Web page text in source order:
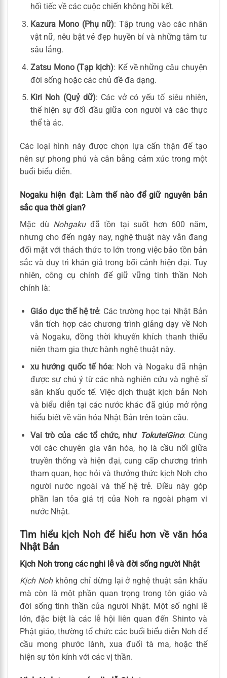
hối tiếc về các cuộc chiến không hồi kết.
Kazura Mono (Phụ nữ): Tập trung vào các nhân
vật nữ, nêu bật vẻ đẹp huyền bí và những tâm tư
sâu lắng.
Zatsu Mono (Tạp kịch): Kể về những câu chuyện
đời sống hoặc các chủ đề đa dạng.
Kiri Noh (Quỷ dữ): Các vở có yếu tố siêu nhiên,
thể hiện sự đối đầu giữa con người và các thực
thể tà ác.
Các loại hình này được chọn lựa cẩn thận để tạo
nên sự phong phú và cân bằng cảm xúc trong một
buổi biểu diễn.
Nogaku hiện đại: Làm thế nào để giữ nguyên bản
sắc qua thời gian?
Mặc dù Nohgakuđã tồn tại suốt hơn 600 năm,
nhưng cho đến ngày nay, nghệ thuật này vẫn đang
đối mặt với thách thức to lớn trong việc bảo tồn bản
sắc và duy trì khán giả trong bối cảnh hiện đại. Tuy
nhiên, công cụ chính để giữ vững tinh thần Noh
chính là:
Giáo dục thế hệ trẻ: Các trường học tại Nhật Bản
vẫn tích hợp các chương trình giảng dạy về Noh
và Nogaku, đồng thời khuyến khích thanh thiếu
niên tham gia thực hành nghệ thuật này.
xu hướng quốc tế hóa: Noh và Nogaku đã nhận
được sự chú ý từ các nhà nghiên cứu và nghệ sĩ
sân khấu quốc tế. Việc dịch thuật kịch bản Noh
và biểu diễn tại các nước khác đã giúp mở rộng
hiểu biết về văn hóa Nhật Bản trên toàn cầu.
Vai trò của các tổ chức, như TokuteiGino: Cùng
với các chuyên gia văn hóa, họ là cầu nối giữa
truyền thống và hiện đại, cung cấp chương trình
tham quan, học hỏi và thưởng thức kịch Noh cho
người nước ngoài và thế hệ trẻ. Điều này góp
phần lan tỏa giá trị của Noh ra ngoài phạm vi
nước Nhật.
Tìm hiểu kịch Noh để hiểu hơn về văn hóa
Nhật Bản
Kịch Noh trong các nghi lễ và đời sống người Nhật
Kịch Nohkhông chỉ dừng lại ở nghệ thuật sân khấu
mà còn là một phần quan trọng trong tôn giáo và
đời sống tinh thần của người Nhật. Một số nghi lễ
lớn, đặc biệt là các lễ hội liên quan đến Shinto và
Phật giáo, thường tổ chức các buổi biểu diễn Noh để
cầu mong phước lành, xua đuổi tà ma, hoặc thể
hiện sự tôn kính với các vị thần.